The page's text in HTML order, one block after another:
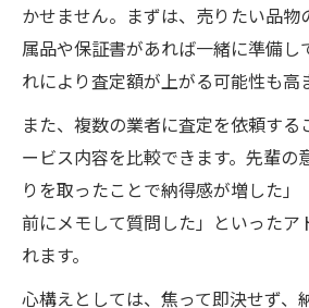
かせません。まずは、売りたい品物
属品や保証書があれば一緒に準備し
れにより査定額が上がる可能性も高
また、複数の業者に査定を依頼する
ービス内容を比較できます。先輩の
りを取ったことで納得感が増した
前にメモして質問した」といったア
れます。
心構えとしては、焦って即決せず、